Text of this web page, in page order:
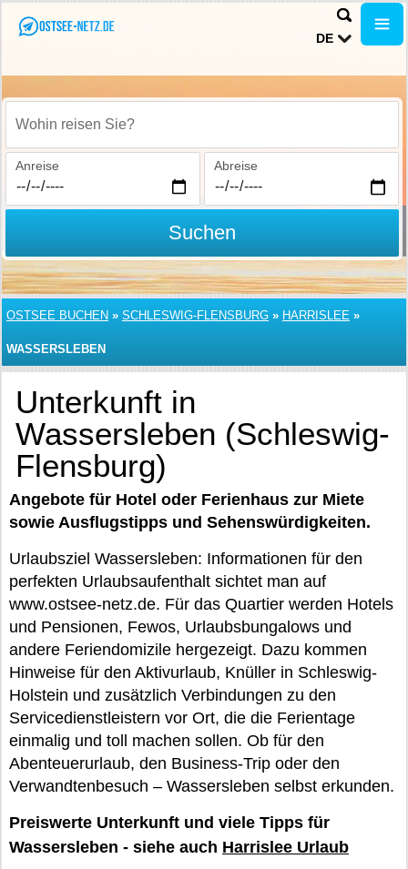
DE
Wohin reisen Sie?
Anreise Abreise
Suchen
OSTSEE BUCHEN » SCHLESWIG-FLENSBURG » HARRISLEE »
WASSERSLEBEN
Unterkunft in
Wassersleben (Schleswig-
Flensburg)
Angebote für Hotel oder Ferienhaus zur Miete
sowie Ausflugstipps und Sehenswürdigkeiten.
Urlaubsziel Wassersleben: Informationen für den
perfekten Urlaubsaufenthalt sichtet man auf
www.ostsee-netz.de. Für das Quartier werden Hotels
und Pensionen, Fewos, Urlaubsbungalows und
andere Feriendomizile hergezeigt. Dazu kommen
Hinweise für den Aktivurlaub, Knüller in Schleswig-
Holstein und zusätzlich Verbindungen zu den
Servicedienstleistern vor Ort, die die Ferientage
einmalig und toll machen sollen. Ob für den
Abenteuerurlaub, den Business-Trip oder den
Verwandtenbesuch – Wassersleben selbst erkunden.
Preiswerte Unterkunft und viele Tipps für
Wassersleben - siehe auch Harrislee Urlaub